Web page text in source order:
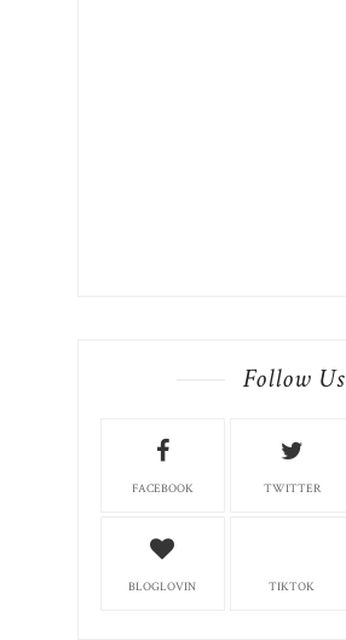
Follow Us
FACEBOOK TWITTER
BLOGLOVIN TIKTOK